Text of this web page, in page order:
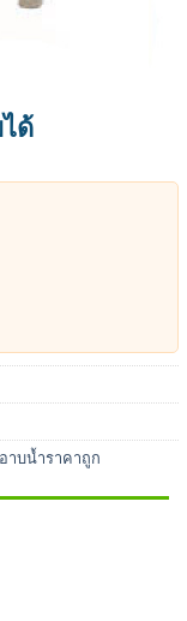
ด้
าบน้ำราคาถูก